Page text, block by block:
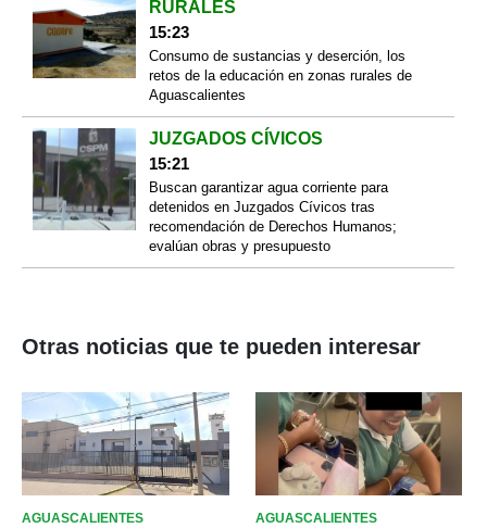
RURALES
15:23
Consumo de sustancias y deserción, los
retos de la educación en zonas rurales de
Aguascalientes
JUZGADOS CÍVICOS
15:21
Buscan garantizar agua corriente para
detenidos en Juzgados Cívicos tras
recomendación de Derechos Humanos;
evalúan obras y presupuesto
Otras noticias que te pueden interesar
AGUASCALIENTES AGUASCALIENTES